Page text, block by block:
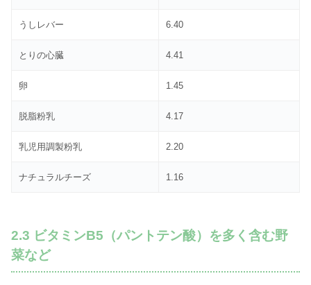
うしレバー 6.40
とりの心臓 4.41
卵 1.45
脱脂粉乳 4.17
乳児用調製粉乳 2.20
ナチュラルチーズ 1.16
2.3 ビタミンB5（パントテン酸）を多く含む野
菜など